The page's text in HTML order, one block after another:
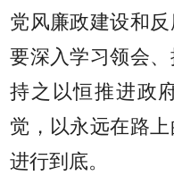
党风廉政建设和反
要深入学习领会
持之以恒推进政
觉，以永远在路
进行到底。